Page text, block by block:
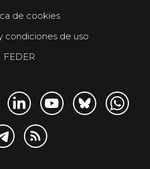
de cookies
condiciones de uso
FEDER